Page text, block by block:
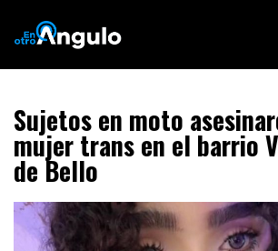
Sujetos en moto
mujer trans en el barrio
de Bello